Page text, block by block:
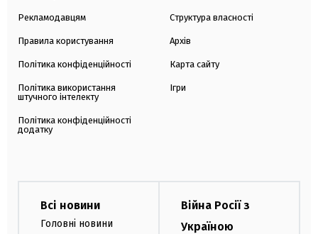
Рекламодавцям
Правила користування
Політика конфіденційності
Політика використання
штучного інтелекту
Політика конфіденційності
додатку
Структура власності
Архів
Карта сайту
Ігри
Всі новини
Головні новини
Війна Росії з
Україною